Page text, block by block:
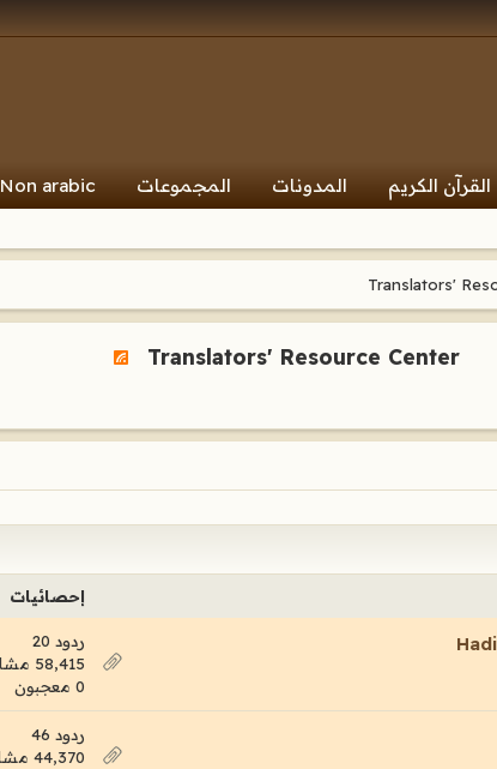
القرآن الكريم المدونات المجموعات Non arabic
Translators' Resource Center
إحصائيات
ردود 20
58,415 مشاهدات
0 معجبون
ردود 46
44,370 مشاهدات